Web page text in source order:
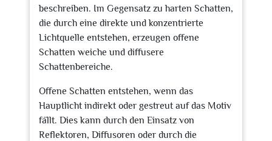
beschreiben. Im Gegensatz zu harten Schatten,
die durch eine direkte und konzentrierte
Lichtquelle entstehen, erzeugen offene
Schatten weiche und diffusere
Schattenbereiche.
Offene Schatten entstehen, wenn das
Hauptlicht indirekt oder gestreut auf das Motiv
fällt. Dies kann durch den Einsatz von
Reflektoren, Diffusoren oder durch die